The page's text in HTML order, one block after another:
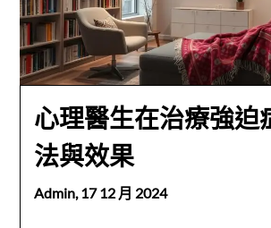
心理醫生在治療強迫
法與效果
Admin,17 12 月 2024